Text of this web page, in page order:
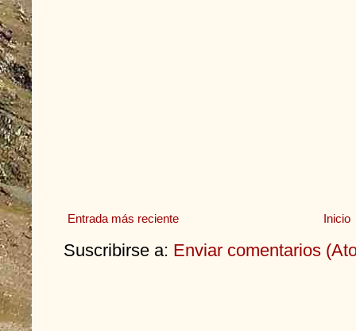
Entrada más reciente Inicio
Suscribirse a: Enviar comentarios